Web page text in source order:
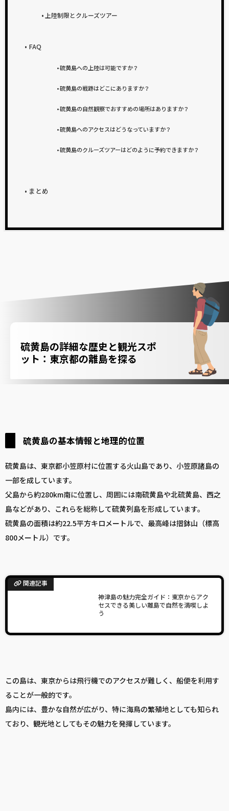
上陸制限とクルーズツアー
FAQ
硫黄島への上陸は可能ですか？
硫黄島の戦跡はどこにありますか？
硫黄島の自然観察でおすすめの場所はありますか？
硫黄島へのアクセスはどうなっていますか？
硫黄島のクルーズツアーはどのように予約できますか？
まとめ
硫黄島の詳細な歴史と観光スポ
ット：東京都の離島を探る
硫黄島の基本情報と地理的位置
硫黄島は、東京都小笠原村に位置する火山島であり、小笠原諸島の
一部を成しています。
父島から約280km南に位置し、周囲には南硫黄島や北硫黄島、西之
島などがあり、これらを総称して硫黄列島を形成しています。
硫黄島の面積は約22.5平方キロメートルで、最高峰は摺鉢山（標高
800メートル）です。
関連記事
神津島の魅力完全ガイド：東京からアク
セスできる美しい離島で自然を満喫しよ
う
この島は、東京からは飛行機でのアクセスが難しく、船便を利用す
ることが一般的です。
島内には、豊かな自然が広がり、特に海鳥の繁殖地としても知られ
ており、観光地としてもその魅力を発揮しています。